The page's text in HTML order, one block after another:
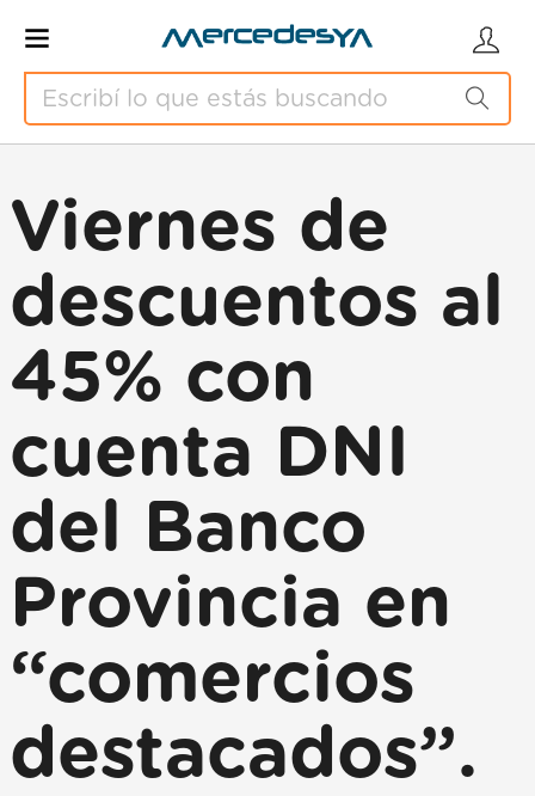
Viernes de
descuentos al
45% con
cuenta DNI
del Banco
Provincia en
“comercios
destacados”.